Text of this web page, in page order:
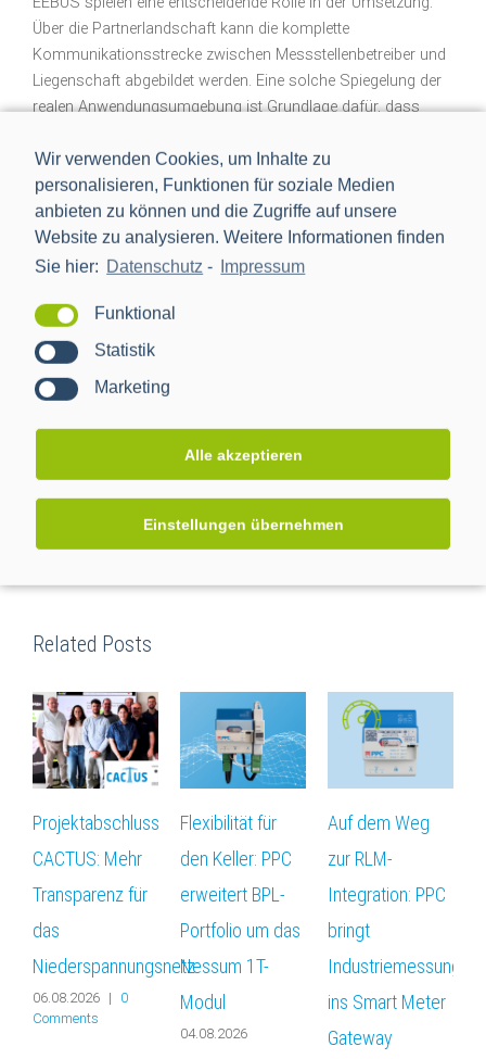
Wir verwenden Cookies, um Inhalte zu
personalisieren, Funktionen für soziale Medien
anbieten zu können und die Zugriffe auf unsere
Website zu analysieren. Weitere Informationen finden
Sie hier: Datenschutz - Impressum
Funktional
Statistik
Marketing
Alle akzeptieren
Einstellungen übernehmen
Über die Partnerlandschaft kann die komplette
Kommunikationsstrecke zwischen Messstellenbetreiber und
Liegenschaft abgebildet werden. Eine solche Spiegelung der
realen Anwendungsumgebung ist Grundlage dafür, dass
werden können, die einer späteren Umsetzung im Feld so
nahe wie möglich kommen. Das garantiert ein schnelles und
unkompliziertes Überführen der Forschungsergebnisse in die
Praxis und ein Aufgreifen durch Anwender in der Mess- und
Verteilnetzlandschaft. Die Ergebnisse SISSYs beschleunigen
einen kosteneffizienten Rollout von Millionen flexibler
Verbraucher maßgeblich sind.
Seite teilen:
twitterlinkedinredditwhatsapp
Email
Related Posts
Projektabschluss
CACTUS: Mehr
Transparenz für
das
Niederspannungsnetz
06.08.2026 |
0
Comments
Flexibilität für
den Keller: PPC
erweitert BPL-
Portfolio um das
Nessum 1T-
Modul
04.08.2026
Auf dem Weg
zur RLM-
Integration: PPC
bringt
Industriemessungen
ins Smart Meter
Gateway